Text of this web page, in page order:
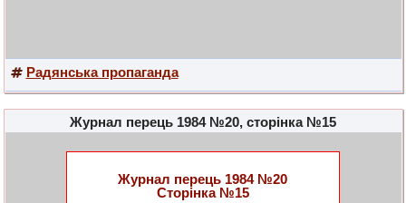
Радянська пропаганда
Журнал перець 1984 №20, сторінка №15
Журнал перець 1984 №20
Сторінка №15